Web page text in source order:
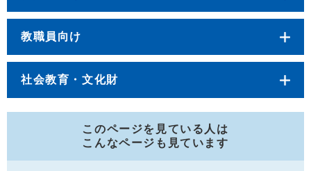
教職員向け
社会教育・文化財
このページを見ている人は
こんなページも見ています